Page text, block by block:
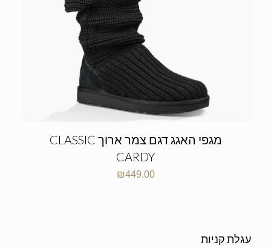
מגפי האגג דגם צמר ארוך CLASSIC
CARDY
₪449.00
עגלת קניות